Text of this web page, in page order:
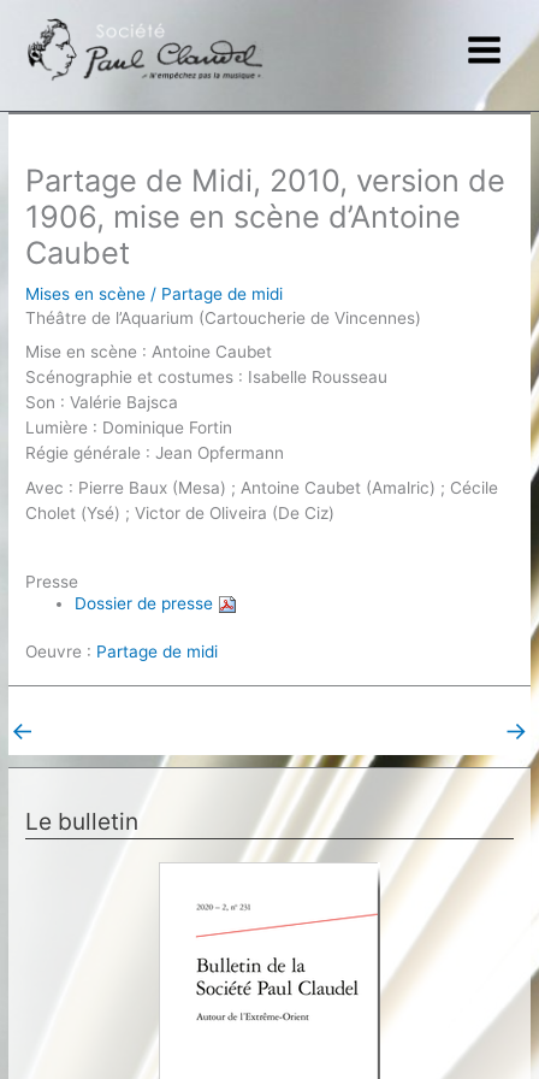
contenu
Partage de Midi, 2010, version de
1906, mise en scène d’Antoine
Caubet
Mises en scène / Partage de midi
Théâtre de l’Aquarium (Cartoucherie de Vincennes)
Mise en scène : Antoine Caubet
Scénographie et costumes : Isabelle Rousseau
Son : Valérie Bajsca
Lumière : Dominique Fortin
Régie générale : Jean Opfermann
Avec : Pierre Baux (Mesa) ; Antoine Caubet (Amalric) ; Cécile
Cholet (Ysé) ; Victor de Oliveira (De Ciz)
Presse
Dossier de presse
Oeuvre : Partage de midi
← →
Le bulletin